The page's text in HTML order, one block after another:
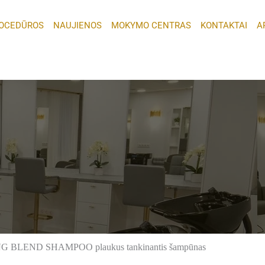
NAUJIENOS MOKYMO CENTRAS KONTAKTAI
BLEND SHAMPOO plaukus tankinantis šampūnas